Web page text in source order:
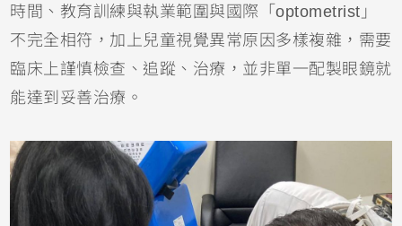
時間、教育訓練與執業範圍與國際「optometrist」
不完全相符，加上兒童視覺異常原因多樣複雜，需要
臨床上謹慎檢查、追蹤、治療，並非單一配製眼鏡就
能達到妥善治療。